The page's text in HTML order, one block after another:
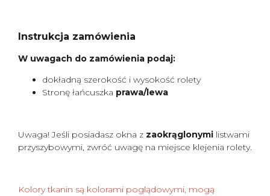
Instrukcja zamówienia
W uwagach do zamówienia podaj:
dokładną szerokość i wysokość rolety
Stronę łańcuszka prawa/lewa
Uwaga! Jeśli posiadasz okna z zaokrąglonymi listwami
przyszybowymi, zwróć uwagę na miejsce klejenia rolety.
Kolory tkanin są kolorami poglądowymi, mogą